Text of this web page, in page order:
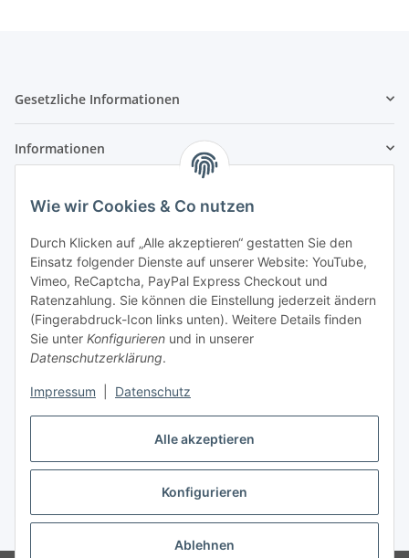
Alle akzeptieren
Konfigurieren
Ablehnen
Wie wir Cookies & Co nutzen
Durch Klicken auf „Alle akzeptieren“ gestatten Sie den
Einsatz folgender Dienste auf unserer Website: YouTube,
Vimeo, ReCaptcha, PayPal Express Checkout und
Ratenzahlung. Sie können die Einstellung jederzeit ändern
(Fingerabdruck-Icon links unten). Weitere Details finden
Sie unter Konfigurieren und in unserer
Datenschutzerklärung.
Impressum Datenschutz
Gesetzliche Informationen
Informationen
Adresse
Anita Schlifke
07639 Bad Klosterlausnitz
Telefon:03660191509
Vertrag widerrufen
* Alle Preise inkl. gesetzlicher USt., zzgl.Versand